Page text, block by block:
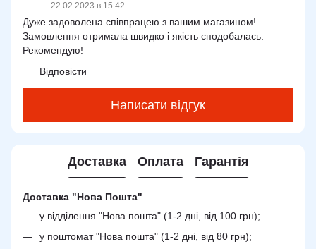
22.02.2023 в 15:42
Дуже задоволена співпрацею з вашим магазином!
Замовлення отримала швидко і якість сподобалась.
Рекомендую!
Відповісти
Написати відгук
Доставка Оплата Гарантія
Доставка "Нова Пошта"
у відділення "Нова пошта" (1-2 дні, від 100 грн);
у поштомат "Нова пошта" (1-2 дні, від 80 грн);